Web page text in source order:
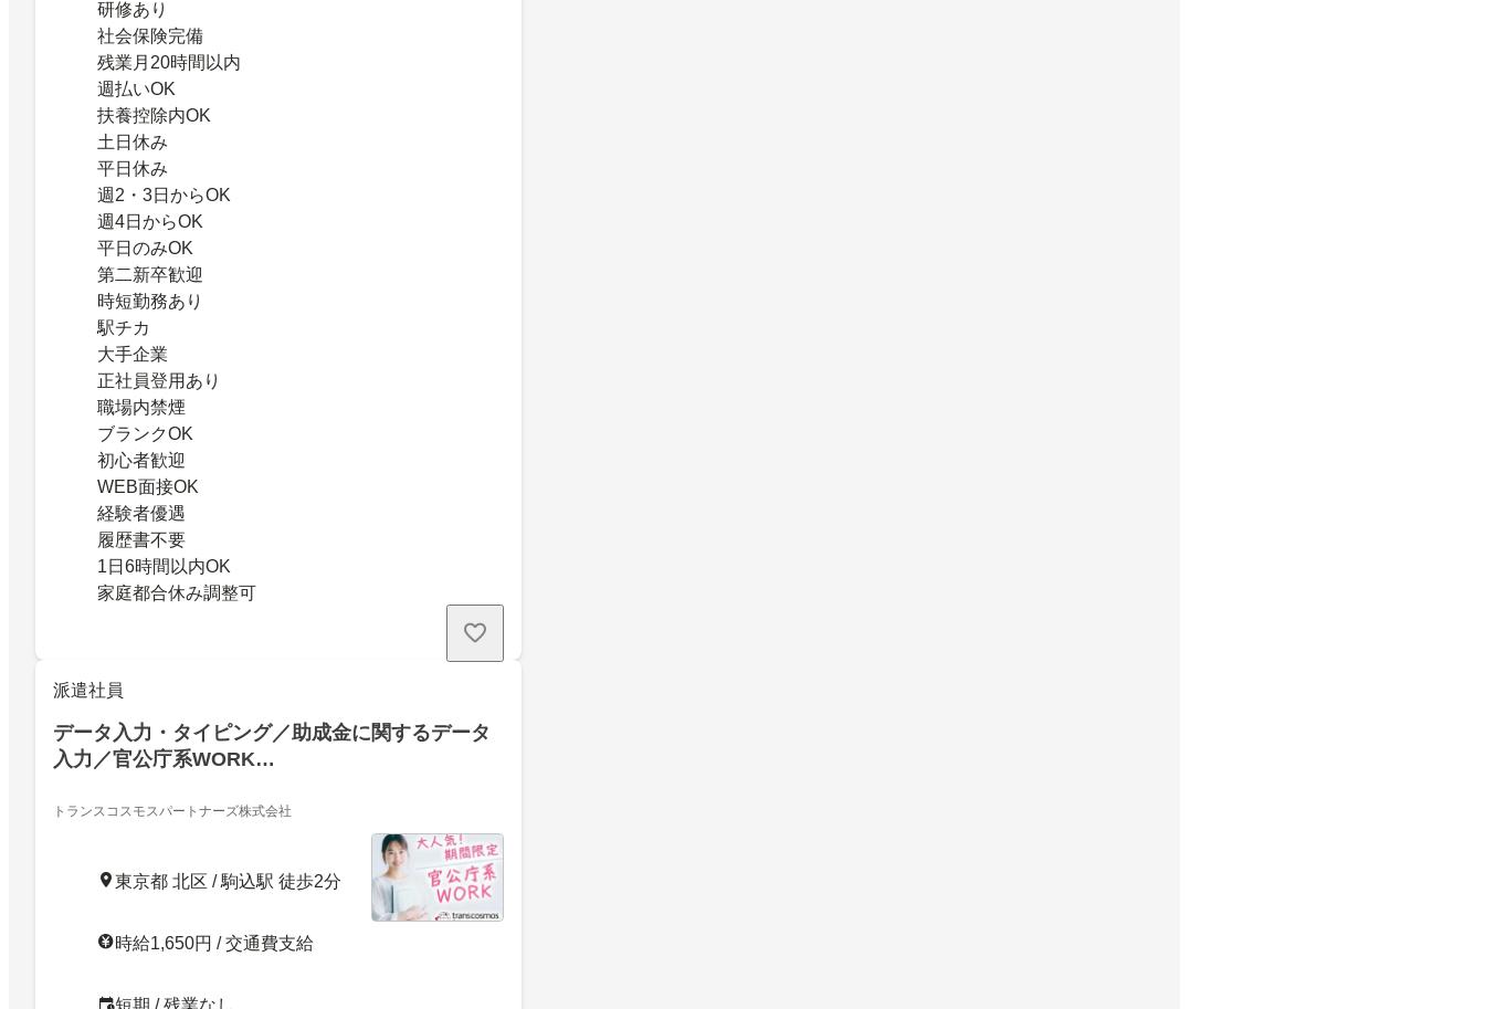
研修あり
社会保険完備
残業月20時間以内
週払いOK
扶養控除内OK
土日休み
平日休み
週2・3日からOK
週4日からOK
平日のみOK
第二新卒歓迎
時短勤務あり
駅チカ
大手企業
正社員登用あり
職場内禁煙
ブランクOK
初心者歓迎
WEB面接OK
経験者優遇
履歴書不要
1日6時間以内OK
家庭都合休み調整可
派遣社員
データ入力・タイピング／助成金に関するデータ
入力／官公庁系WORK…
トランスコスモスパートナーズ株式会社
東京都 北区 / 駒込駅 徒歩2分
時給1,650円 / 交通費支給